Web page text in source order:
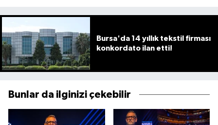
Bursa'da 14 yıllık tekstil firması
konkordato ilan etti!
Bunlar da ilginizi çekebilir